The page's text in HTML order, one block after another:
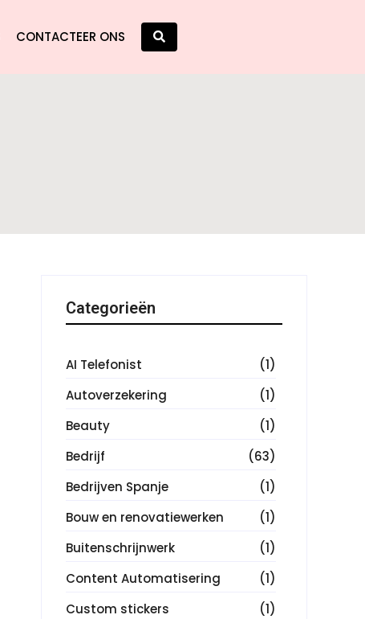
CONTACTEER ONS
Categorieën
AI Telefonist
(1)
Autoverzekering
(1)
Beauty
(1)
Bedrijf
(63)
Bedrijven Spanje
(1)
Bouw en renovatiewerken
(1)
Buitenschrijnwerk
(1)
Content Automatisering
(1)
Custom stickers
(1)